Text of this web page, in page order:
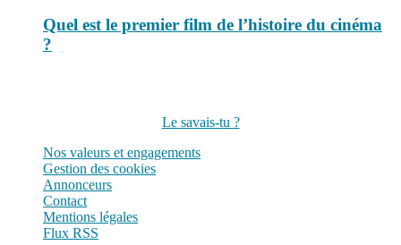
Quel est le premier film de l’histoire du cinéma
?
Le savais-tu ?
Nos valeurs et engagements
Gestion des cookies
Annonceurs
Contact
Mentions légales
Flux RSS